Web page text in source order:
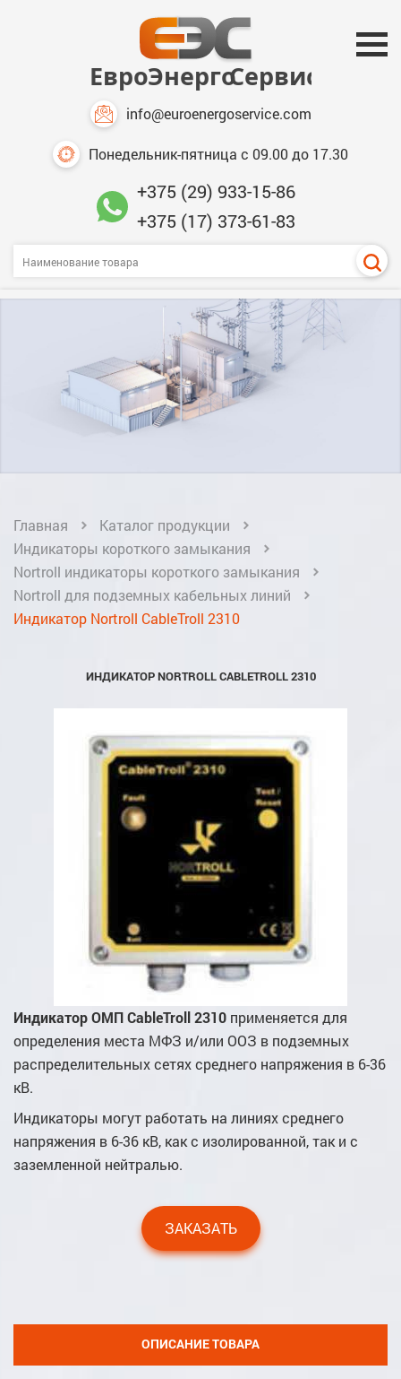
info@euroenergoservice.com
Понедельник-пятница с 09.00 до 17.30
+375 (29) 933-15-86
+375 (17) 373-61-83
Главная
Каталог продукции
Индикаторы короткого замыкания
Nortroll индикаторы короткого замыкания
Nortroll для подземных кабельных линий
Индикатор Nortroll CableTroll 2310
ИНДИКАТОР NORTROLL CABLETROLL 2310
Индикатор ОМП CableTroll 2310 применяется для
определения места МФЗ и/или ООЗ в подземных
распределительных сетях среднего напряжения в 6-36
кВ.
Индикаторы могут работать на линиях среднего
напряжения в 6-36 кВ, как с изолированной, так и с
заземленной нейтралью.
ЗАКАЗАТЬ
ОПИСАНИЕ ТОВАРА